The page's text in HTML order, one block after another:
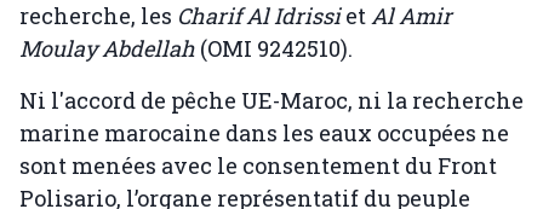
recherche, les Charif Al IdrissietAl Amir
Moulay Abdellah (OMI 9242510).
Ni l'accord de pêche UE-Maroc, ni la recherche
marine marocaine dans les eaux occupées ne
sont menées avec le consentement du Front
Polisario, l’organe représentatif du peuple